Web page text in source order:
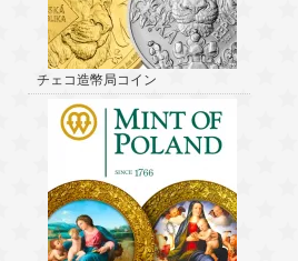
チェコ造幣局コイン